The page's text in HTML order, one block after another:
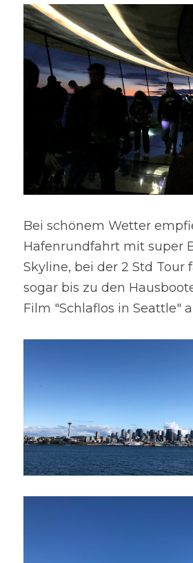
Bei schönem Wetter
Hafenrundfahrt mit super
Skyline, bei der 2 Std Tour
sogar bis zu den
Film "Schlaflos in Seattle"